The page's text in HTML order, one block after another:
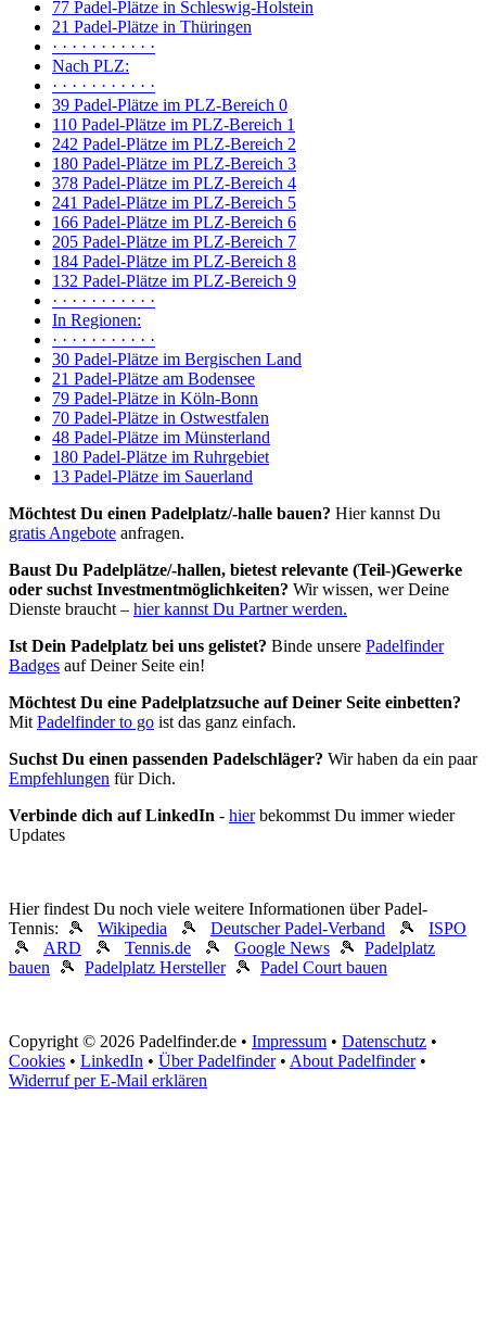
77 Padel-Plätze in Schleswig-Holstein
21 Padel-Plätze in Thüringen
· · · · · · · · · · ·
Nach PLZ:
· · · · · · · · · · ·
39 Padel-Plätze im PLZ-Bereich 0
110 Padel-Plätze im PLZ-Bereich 1
242 Padel-Plätze im PLZ-Bereich 2
180 Padel-Plätze im PLZ-Bereich 3
378 Padel-Plätze im PLZ-Bereich 4
241 Padel-Plätze im PLZ-Bereich 5
166 Padel-Plätze im PLZ-Bereich 6
205 Padel-Plätze im PLZ-Bereich 7
184 Padel-Plätze im PLZ-Bereich 8
132 Padel-Plätze im PLZ-Bereich 9
· · · · · · · · · · ·
In Regionen:
· · · · · · · · · · ·
30 Padel-Plätze im Bergischen Land
21 Padel-Plätze am Bodensee
79 Padel-Plätze in Köln-Bonn
70 Padel-Plätze in Ostwestfalen
48 Padel-Plätze im Münsterland
180 Padel-Plätze im Ruhrgebiet
13 Padel-Plätze im Sauerland
Möchtest Du einen Padelplatz/-halle bauen? Hier kannst Du
gratis Angebote anfragen.
Baust Du Padel­plätze/-hallen, bietest relevante (Teil-)Gewerke
oder suchst In­vest­ment­möglich­keiten? Wir wissen, wer Deine
Dienste braucht – hier kannst Du Partner werden.
Ist Dein Padelplatz bei uns gelistet? Binde unsere Padelfinder
Badges auf Deiner Seite ein!
Möchtest Du eine Padelplatzsuche auf Deiner Seite einbetten?
Mit Padelfinder to go ist das ganz einfach.
Suchst Du einen passenden Padelschläger? Wir haben da ein paar
Empfehlungen für Dich.
Verbinde dich auf LinkedIn - hierbekommst Du immer wieder
Updates
Hier findest Du noch viele weitere Informationen über Padel-
Tennis: 🎾 Wikipedia 🎾 Deutscher Padel-Verband 🎾 ISPO
🎾 ARD 🎾 Tennis.de 🎾 Google News 🎾 Padelplatz
bauen 🎾 Padelplatz Hersteller🎾 Padel Court bauen
Copyright © 2026 Padelfinder.de • Impressum • Datenschutz •
Cookies • LinkedIn • Über Padelfinder• About Padelfinder•
Widerruf per E-Mail erklären